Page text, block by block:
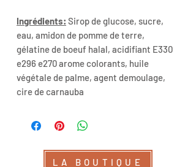
Ingrédients: Sirop de glucose, sucre,
eau, amidon de pomme de terre,
gélatine de boeuf halal, acidifiant E330
e296 e270 arome colorants, huile
végétale de palme, agent demoulage,
cire de carnauba
LA BOUTIQUE